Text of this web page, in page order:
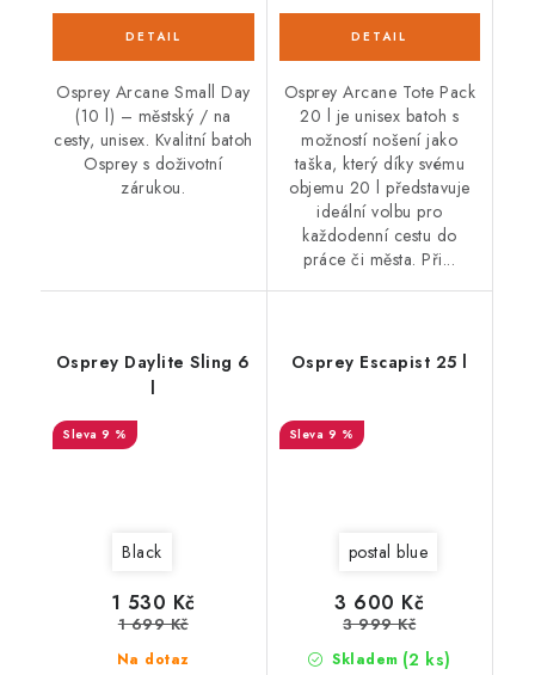
Osprey Arcane Small Day
(10 l) – městský / na
cesty, unisex. Kvalitní batoh
Osprey s doživotní
zárukou.
Osprey Arcane Tote Pack
20 l je unisex batoh s
možností nošení jako
taška, který díky svému
objemu 20 l představuje
ideální volbu pro
každodenní cestu do
práce či města. Při...
Osprey Daylite Sling 6
l
9 %
Black
Na dotaz
1 530 Kč
1 699 Kč
Osprey Escapist 25 l
9 %
postal blue
Skladem (2 ks)
3 600 Kč
3 999 Kč